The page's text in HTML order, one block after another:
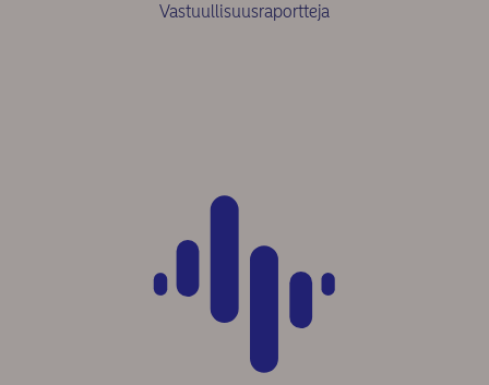
Vastuullisuusraportteja